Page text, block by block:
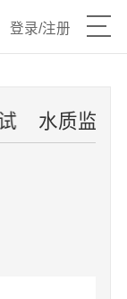
登录/注册
水质监测